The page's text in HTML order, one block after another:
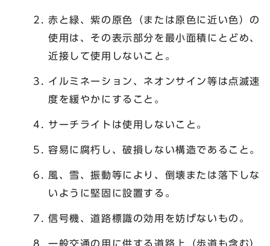
赤と緑、紫の原色（または原色に近い色）の
使用は、その表示部分を最小面積にとどめ、
近接して使用しないこと。
イルミネーション、ネオンサイン等は点滅速
度を緩やかにすること。
サーチライトは使用しないこと。
容易に腐朽し、破損しない構造であること。
風、雪、振動等により、倒壊または落下しな
いように堅固に設置する。
信号機、道路標識の効用を妨げないもの。
一般交通の用に供する道路上（歩道も含む）